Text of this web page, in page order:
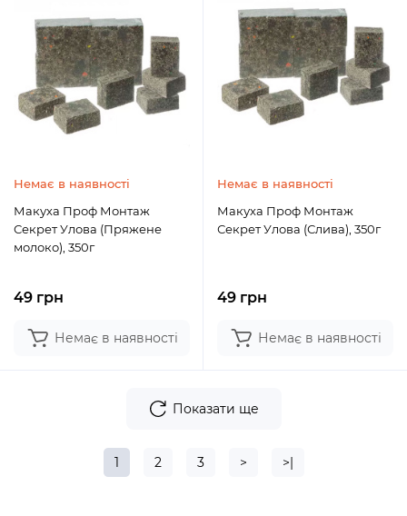
Немає в наявності
Макуха Проф Монтаж
Секрет Улова (Пряжене
молоко), 350г
49 грн
Немає в наявності
Немає в наявності
Макуха Проф Монтаж
Секрет Улова (Слива), 350г
49 грн
Немає в наявності
Показати ще
1 2 3 > >|